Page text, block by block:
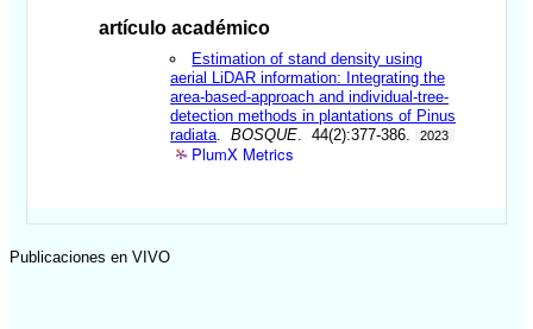
artículo académico
Estimation of stand density using
aerial LiDAR information: Integrating the
area-based-approach and individual-tree-
detection methods in plantations of Pinus
radiata .BOSQUE . 44(2):377-386. 2023
PlumX Metrics
Publicaciones en VIVO